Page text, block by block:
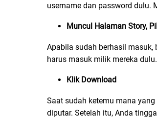
username dan password dulu.
Muncul Halaman Story,
Apabila sudah berhasil
harus masuk milik mereka
Klik Download
Saat sudah ketemu mana
diputar. Setelah itu, Anda